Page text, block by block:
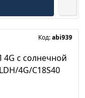
Код:abi939